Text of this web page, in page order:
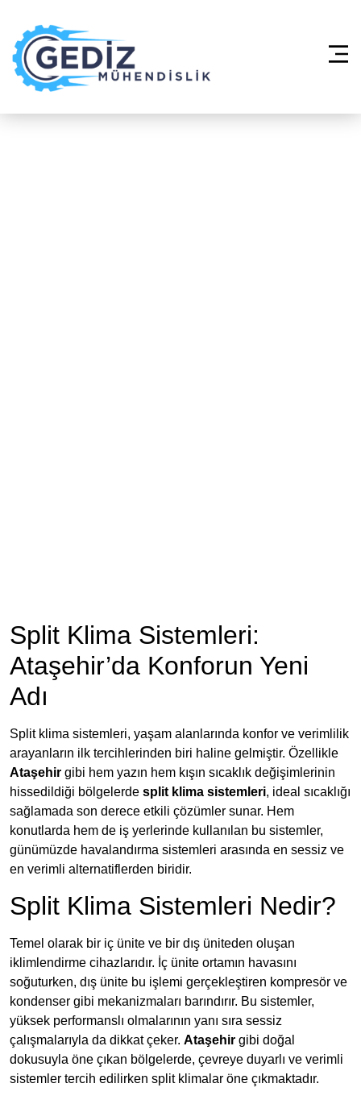
Split Klima Sistemleri:
Ataşehir’da Konforun Yeni
Adı
Split klima sistemleri, yaşam alanlarında konfor ve verimlilik
arayanların ilk tercihlerinden biri haline gelmiştir. Özellikle
Ataşehir gibi hem yazın hem kışın sıcaklık değişimlerinin
hissedildiği bölgelerde split klima sistemleri, ideal sıcaklığı
sağlamada son derece etkili çözümler sunar. Hem
konutlarda hem de iş yerlerinde kullanılan bu sistemler,
günümüzde havalandırma sistemleri arasında en sessiz ve
en verimli alternatiflerden biridir.
Split Klima Sistemleri Nedir?
Temel olarak bir iç ünite ve bir dış üniteden oluşan
iklimlendirme cihazlarıdır. İç ünite ortamın havasını
soğuturken, dış ünite bu işlemi gerçekleştiren kompresör ve
kondenser gibi mekanizmaları barındırır. Bu sistemler,
yüksek performanslı olmalarının yanı sıra sessiz
çalışmalarıyla da dikkat çeker. Ataşehir gibi doğal
dokusuyla öne çıkan bölgelerde, çevreye duyarlı ve verimli
sistemler tercih edilirken split klimalar öne çıkmaktadır.